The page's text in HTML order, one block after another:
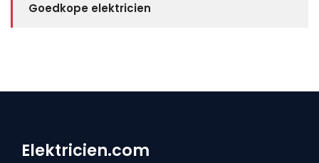
Goedkope elektricien
Elektricien.com